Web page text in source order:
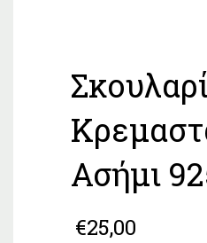
Ασήμι
€25,00